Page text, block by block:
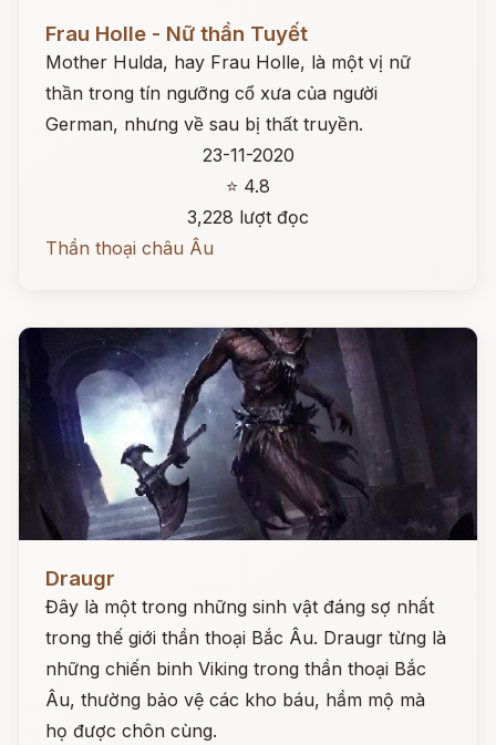
Frau Holle - Nữ thần Tuyết
Mother Hulda, hay Frau Holle, là một vị nữ
thần trong tín ngưỡng cổ xưa của người
German, nhưng về sau bị thất truyền.
23-11-2020
⭐ 4.8
3,228 lượt đọc
Thần thoại châu Âu
Draugr
Đây là một trong những sinh vật đáng sợ nhất
trong thế giới thần thoại Bắc Âu. Draugr từng là
những chiến binh Viking trong thần thoại Bắc
Âu, thường bảo vệ các kho báu, hầm mộ mà
họ được chôn cùng.